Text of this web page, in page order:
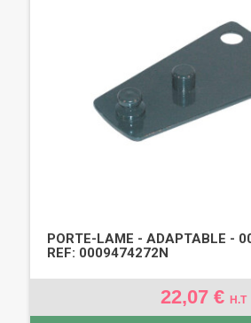
PORTE-LAME - ADAPTABLE -
REF: 0009474272N
22,07 € H.T